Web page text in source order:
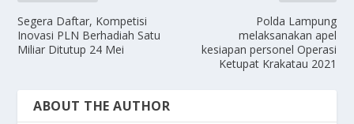
Segera Daftar, Kompetisi
Inovasi PLN Berhadiah Satu
Miliar Ditutup 24 Mei
Polda Lampung
melaksanakan apel
kesiapan personel Operasi
Ketupat Krakatau 2021
ABOUT THE AUTHOR